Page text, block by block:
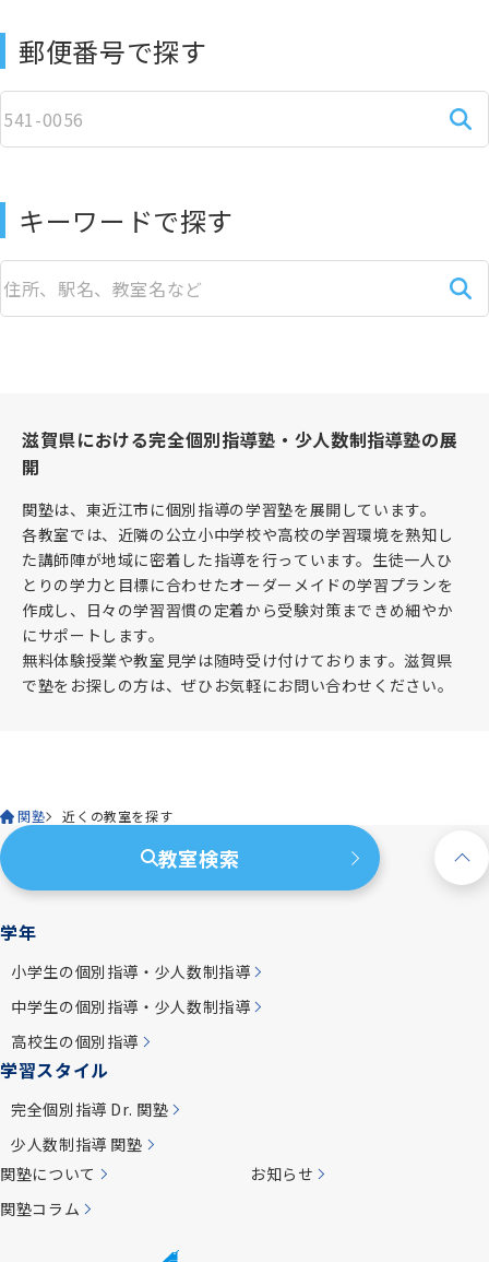
郵便番号で探す
キーワードで探す
滋賀県における完全個別指導塾・少人数制指導塾の展
開
関塾は、東近江市に個別指導の学習塾を展開しています。
各教室では、近隣の公立小中学校や高校の学習環境を熟知し
た講師陣が地域に密着した指導を行っています。生徒一人ひ
とりの学力と目標に合わせたオーダーメイドの学習プランを
作成し、日々の学習習慣の定着から受験対策まできめ細やか
にサポートします。
無料体験授業や教室見学は随時受け付けております。滋賀県
で塾をお探しの方は、ぜひお気軽にお問い合わせください。
関塾 近くの教室を探す
教室検索
学年
小学生の個別指導・少人数制指導
中学生の個別指導・少人数制指導
高校生の個別指導
学習スタイル
完全個別指導 Dr. 関塾
少人数制指導 関塾
関塾について
お知らせ
関塾コラム